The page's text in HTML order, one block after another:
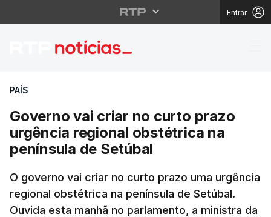
Entrar
Governo vai criar no
PAÍS
Governo vai criar no curto prazo
urgência regional obstétrica na
península de Setúbal
O governo vai criar no curto prazo uma urgência
regional obstétrica na península de Setúbal.
Ouvida esta manhã no parlamento, a ministra da